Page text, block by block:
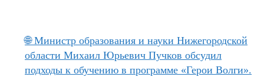
🌐 Министр образования и науки Нижегородской
области Михаил Юрьевич Пучков обсудил
подходы к обучению в программе «Герои Волги».